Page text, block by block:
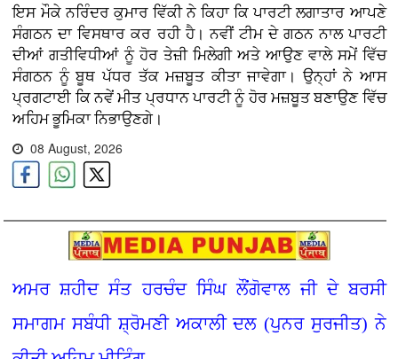
ਇਸ ਮੌਕੇ ਨਰਿੰਦਰ ਕੁਮਾਰ ਵਿੱਕੀ ਨੇ ਕਿਹਾ ਕਿ ਪਾਰਟੀ ਲਗਾਤਾਰ ਆਪਣੇ
ਸੰਗਠਨ ਦਾ ਵਿਸਥਾਰ ਕਰ ਰਹੀ ਹੈ। ਨਵੀਂ ਟੀਮ ਦੇ ਗਠਨ ਨਾਲ ਪਾਰਟੀ
ਦੀਆਂ ਗਤੀਵਿਧੀਆਂ ਨੂੰ ਹੋਰ ਤੇਜ਼ੀ ਮਿਲੇਗੀ ਅਤੇ ਆਉਣ ਵਾਲੇ ਸਮੇਂ ਵਿੱਚ
ਸੰਗਠਨ ਨੂੰ ਬੂਥ ਪੱਧਰ ਤੱਕ ਮਜ਼ਬੂਤ ਕੀਤਾ ਜਾਵੇਗਾ। ਉਨ੍ਹਾਂ ਨੇ ਆਸ
ਪ੍ਰਗਟਾਈ ਕਿ ਨਵੇਂ ਮੀਤ ਪ੍ਰਧਾਨ ਪਾਰਟੀ ਨੂੰ ਹੋਰ ਮਜ਼ਬੂਤ ਬਣਾਉਣ ਵਿੱਚ
ਅਹਿਮ ਭੂਮਿਕਾ ਨਿਭਾਉਣਗੇ।
08 August, 2026
ਅਮਰ ਸ਼ਹੀਦ ਸੰਤ ਹਰਚੰਦ ਸਿੰਘ ਲੌਂਗੋਵਾਲ ਜੀ ਦੇ ਬਰਸੀ
ਸਮਾਗਮ ਸਬੰਧੀ ਸ਼੍ਰੋਮਣੀ ਅਕਾਲੀ ਦਲ (ਪੁਨਰ ਸੁਰਜੀਤ) ਨੇ